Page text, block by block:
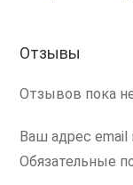
Отзывы
Отзывов пока
Ваш адрес email
Обязательные